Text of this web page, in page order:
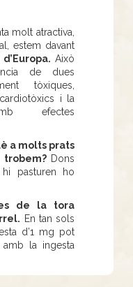
molt atractiva,
estem davant
Això
de dues
tòxiques,
i la
efectes
a molts prats
trobem?Dons
pasturen ho
de la tora
En tan sols
d’1 mg pot
la ingesta